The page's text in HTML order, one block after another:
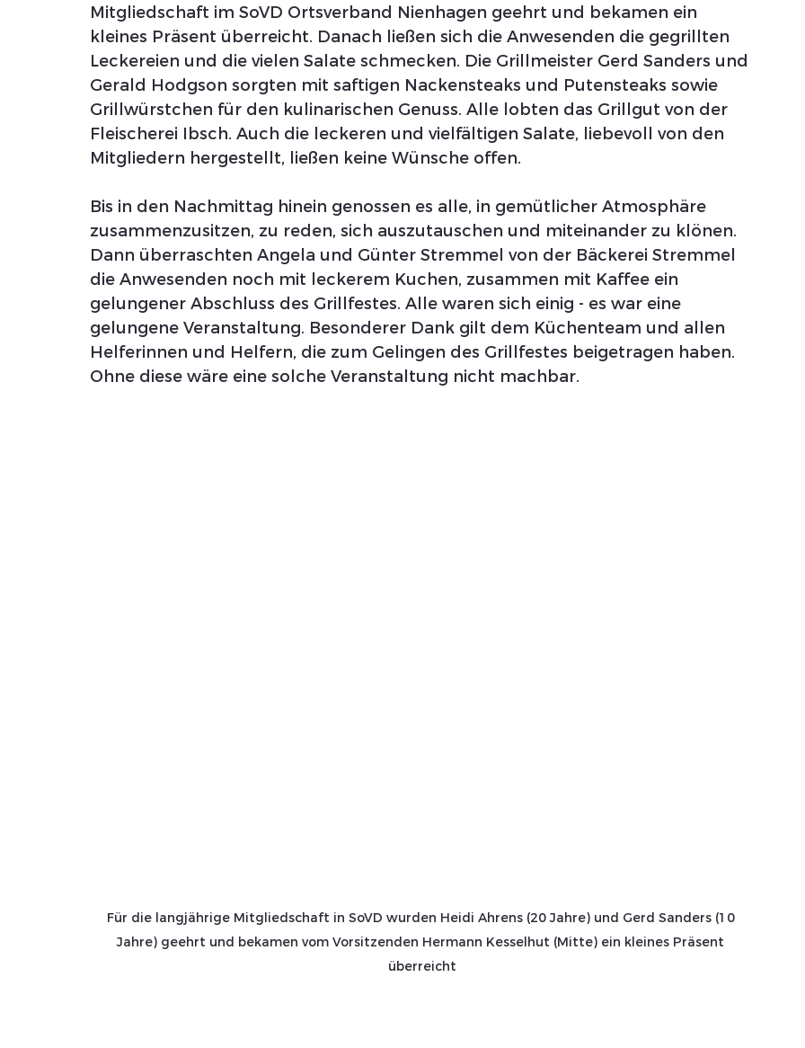
Mitgliedschaft im SoVD Ortsverband Nienhagen geehrt und bekamen ein
kleines Präsent überreicht. Danach ließen sich die Anwesenden die gegrillten
Leckereien und die vielen Salate schmecken. Die Grillmeister Gerd Sanders und
Gerald Hodgson sorgten mit saftigen Nackensteaks und Putensteaks sowie
Grillwürstchen für den kulinarischen Genuss. Alle lobten das Grillgut von der
Fleischerei Ibsch. Auch die leckeren und vielfältigen Salate, liebevoll von den
Mitgliedern hergestellt, ließen keine Wünsche offen.
Bis in den Nachmittag hinein genossen es alle, in gemütlicher Atmosphäre
zusammenzusitzen, zu reden, sich auszutauschen und miteinander zu klönen.
Dann überraschten Angela und Günter Stremmel von der Bäckerei Stremmel
die Anwesenden noch mit leckerem Kuchen, zusammen mit Kaffee ein
gelungener Abschluss des Grillfestes. Alle waren sich einig - es war eine
gelungene Veranstaltung. Besonderer Dank gilt dem Küchenteam und allen
Helferinnen und Helfern, die zum Gelingen des Grillfestes beigetragen haben.
Ohne diese wäre eine solche Veranstaltung nicht machbar.
Für die langjährige Mitgliedschaft in SoVD wurden Heidi Ahrens (20 Jahre) und Gerd Sanders (10
Jahre) geehrt und bekamen vom Vorsitzenden Hermann Kesselhut (Mitte) ein kleines Präsent
überreicht